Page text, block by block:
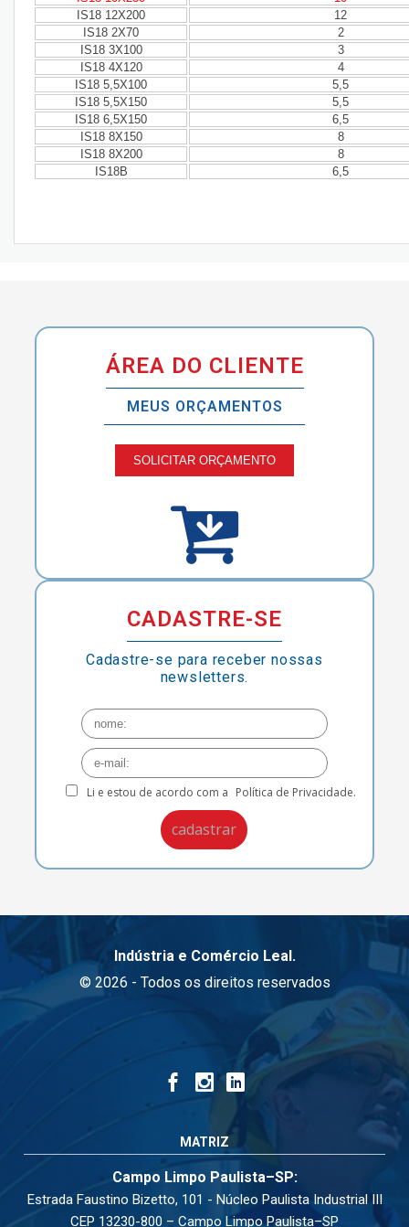
IS18 12X200
12
IS18 2X70
2
IS18 3X100
3
IS18 4X120
4
IS18 5,5X100
5,5
IS18 5,5X150
5,5
IS18 6,5X150
6,5
IS18 8X150
8
IS18 8X200
8
IS18B
6,5
ÁREA DO CLIENTE
MEUS ORÇAMENTOS
SOLICITAR ORÇAMENTO
CADASTRE-SE
Cadastre-se para receber nossas
newsletters.
Li e estou de acordo com a Política de Privacidade.
Indústria e Comércio Leal.
© 2026 - Todos os direitos reservados
MATRIZ
Campo Limpo Paulista–SP:
Estrada Faustino Bizetto, 101 - Núcleo Paulista Industrial III
CEP 13230-800 – Campo Limpo Paulista–SP